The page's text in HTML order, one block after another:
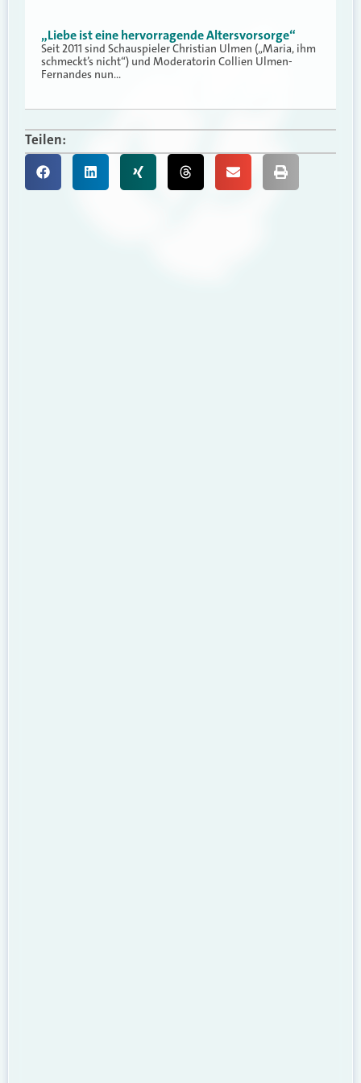
„Liebe ist eine hervorragende Altersvorsorge“
Seit 2011 sind Schauspieler Christian Ulmen („Maria, ihm
schmeckt’s nicht“) und Moderatorin Collien Ulmen-
Fernandes nun…
Teilen: